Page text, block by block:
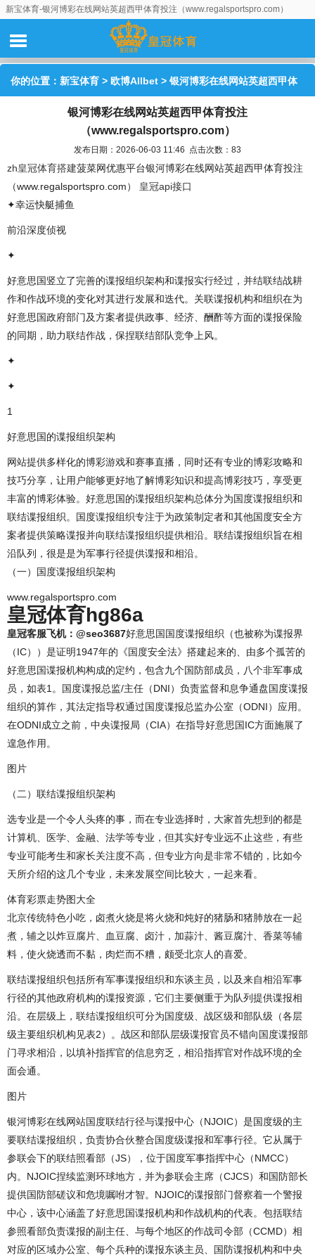
新宝体育-银河博彩在线网站英超西甲体育投注（www.regalsportspro.com）
你的位置： 新宝体育 > 欧博Allbet > 银河博彩在线网站英超西甲体
育投注（www.regalsportspro.com）
银河博彩在线网站英超西甲体育投注
（www.regalsportspro.com）
发布日期：2026-06-03 11:46 点击次数：83
zh皇冠体育搭建菠菜网优惠平台银河博彩在线网站英超西甲体育投注
（www.regalsportspro.com） 皇冠api接口
✦幸运快艇捕鱼
前沿深度侦视
✦
好意思国竖立了完善的谍报组织架构和谍报实行经过，并结联结战耕
作和作战环境的变化对其进行发展和迭代。关联谍报机构和组织在为
好意思国政府部门及方案者提供政事、经济、酬酢等方面的谍报保险
的同期，助力联结作战，保捏联结部队竞争上风。
✦
✦
1
好意思国的谍报组织架构
网站提供多样化的博彩游戏和赛事直播，同时还有专业的博彩攻略和
技巧分享，让用户能够更好地了解博彩知识和提高博彩技巧，享受更
丰富的博彩体验。好意思国的谍报组织架构总体分为国度谍报组织和
联结谍报组织。国度谍报组织专注于为政策制定者和其他国度安全方
案者提供策略谍报并向联结谍报组织提供相沿。联结谍报组织旨在相
沿队列，很是是为军事行径提供谍报和相沿。
（一）国度谍报组织架构
www.regalsportspro.com
皇冠体育hg86a
皇冠客服飞机：@seo3687好意思国国度谍报组织（也被称为谍报界
（IC））是证明1947年的《国度安全法》搭建起来的、由多个孤苦的
好意思国谍报机构构成的定约，包含九个国防部成员，八个非军事成
员，如表1。国度谍报总监/主任（DNI）负责监督和息争通盘国度谍报
组织的算作，其法定指导权通过国度谍报总监办公室（ODNI）应用。
在ODNI成立之前，中央谍报局（CIA）在指导好意思国IC方面施展了
遑急作用。
图片
（二）联结谍报组织架构
选专业是一个令人头疼的事，而在专业选择时，大家首先想到的都是
计算机、医学、金融、法学等专业，但其实好专业远不止这些，有些
专业可能考生和家长关注度不高，但专业方向是非常不错的，比如今
天所介绍的这几个专业，未来发展空间比较大，一起来看。
体育彩票走势图大全
北京传统特色小吃，卤煮火烧是将火烧和炖好的猪肠和猪肺放在一起
煮，辅之以炸豆腐片、血豆腐、卤汁，加蒜汁、酱豆腐汁、香菜等辅
料，使火烧透而不黏，肉烂而不糟，颇受北京人的喜爱。
联结谍报组织包括所有军事谍报组织和东谈主员，以及来自相沿军事
行径的其他政府机构的谍报资源，它们主要侧重于为队列提供谍报相
沿。在层级上，联结谍报组织可分为国度级、战区级和部队级（各层
级主要组织机构见表2）。战区和部队层级谍报官员不错向国度谍报部
门寻求相沿，以填补指挥官的信息穷乏，相沿指挥官对作战环境的全
面会通。
图片
银河博彩在线网站国度联结行径与谍报中心（NJOIC）是国度级的主
要联结谍报组织，负责协合伙整合国度级谍报和军事行径。它从属于
参联会下的联结照看部（JS），位于国度军事指挥中心（NMCC）
内。NJOIC捏续监测环球地方，并为参联会主席（CJCS）和国防部长
提供国防部磋议和危境嘱咐才智。NJOIC的谍报部门督察着一个警报
中心，该中心涵盖了好意思国谍报机构和作战机构的代表。包括联结
参照看部负责谍报的副主任、与每个地区的作战司令部（CCMD）相
对应的区域办公室、每个兵种的谍报东谈主员、国防谍报机构和中央